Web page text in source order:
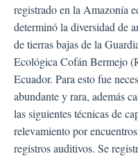
registrado en la Amazonía
determinó la diversidad de
de tierras bajas de la
Ecológica Cofán Bermejo
Ecuador. Para esto fue
abundante y rara, además
las siguientes técnicas de
relevamiento por
registros auditivos. Se